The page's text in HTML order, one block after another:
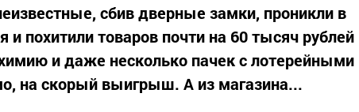
сбив дверные замки, проникли в
и похитили товаров почти на 60 тысяч рублей
и даже несколько пачек с лотерейными
на скорый выигрыш. А из магазина...